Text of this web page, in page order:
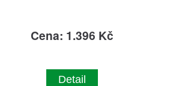
Cena: 1.396 Kč
Detail